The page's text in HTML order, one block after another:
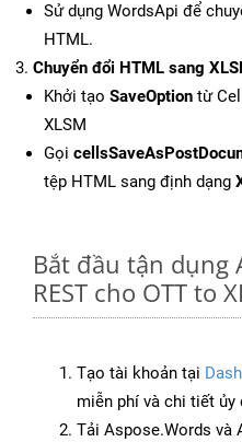
Sử dụng WordsApi để
HTML.
Chuyển đổi HTML sang
Khởi tạo SaveOption từ
XLSM
Gọi
tệp HTML sang định dạng
Bắt đầu tận dụng
REST cho OTT to
Tạo tài khoản tại
miễn phí và chi tiết ủy
Tải Aspose.Words và